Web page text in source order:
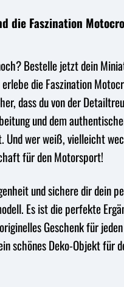
die Faszination
Bestelle jetzt dein
die Faszination
dass du von der
und dem
Und wer weiß, vielleicht
für den Motorsport!
und sichere dir dein
Es ist die perfekte
Geschenk für jeden
schönes Deko-Objekt für